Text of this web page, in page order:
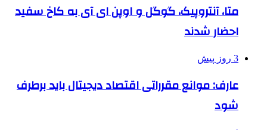
متا، آنتروپیک، گوگل و اوپن ای آی به کاخ سفید
احضار شدند
3 روز پیش
عارف: موانع مقرراتی اقتصاد دیجیتال باید برطرف
شود